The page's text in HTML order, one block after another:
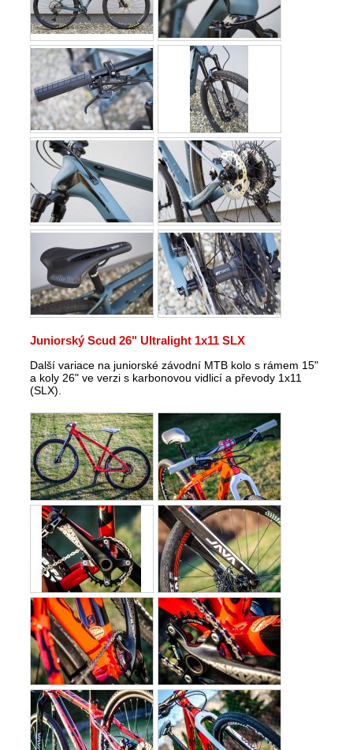
Juniorský Scud 26" Ultralight 1x11 SLX
Další variace na juniorské závodní MTB kolo s rámem 15"
a koly 26" ve verzi s karbonovou vidlicí a převody 1x11
(SLX).